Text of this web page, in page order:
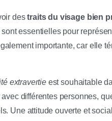
destraits du visage bien
essentielles pour
importante, car elle
extravertieest souhaitable
différentes personnes,
Une attitude ouverte et